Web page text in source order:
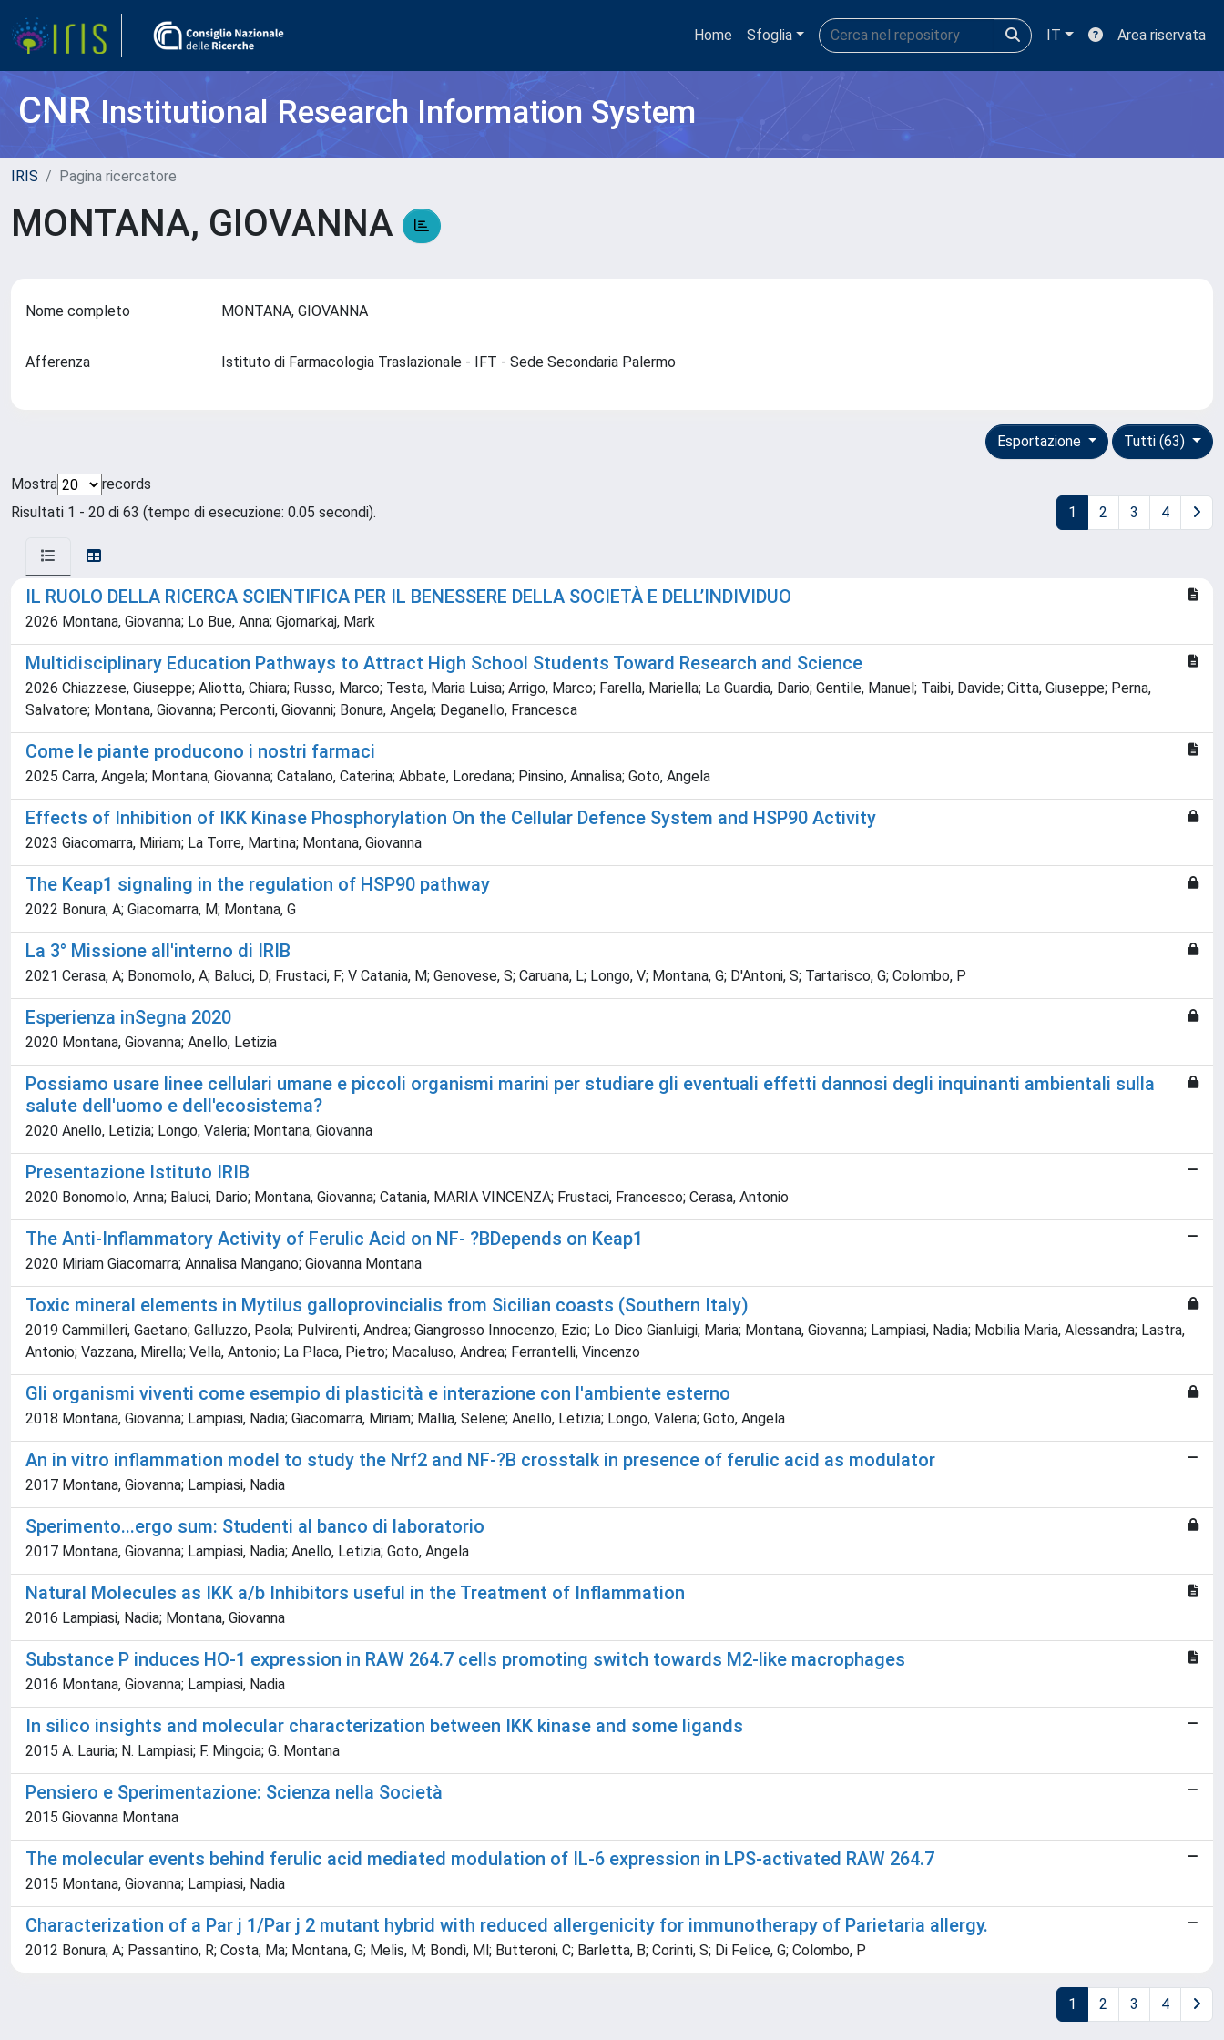
Home Sfoglia IT Area riservata
CNRInstitutional Research Information System
IRIS Pagina ricercatore
MONTANA, GIOVANNA
Nome completo MONTANA, GIOVANNA
Afferenza Istituto di Farmacologia Traslazionale - IFT - Sede Secondaria Palermo
Tutti (63)
Esportazione
Mostra
records
Risultati 1 - 20 di 63 (tempo di esecuzione: 0.05 secondi).
1 2 3 4
IL RUOLO DELLA RICERCA SCIENTIFICA PER IL BENESSERE DELLA SOCIETÀ E DELL’INDIVIDUO
2026 Montana, Giovanna; Lo Bue, Anna; Gjomarkaj, Mark
Multidisciplinary Education Pathways to Attract High School Students Toward Research and Science
2026 Chiazzese, Giuseppe; Aliotta, Chiara; Russo, Marco; Testa, Maria Luisa; Arrigo, Marco; Farella, Mariella; La Guardia, Dario; Gentile, Manuel; Taibi, Davide; Citta, Giuseppe; Perna,
Salvatore; Montana, Giovanna; Perconti, Giovanni; Bonura, Angela; Deganello, Francesca
Come le piante producono i nostri farmaci
2025 Carra, Angela; Montana, Giovanna; Catalano, Caterina; Abbate, Loredana; Pinsino, Annalisa; Goto, Angela
Effects of Inhibition of IKK Kinase Phosphorylation On the Cellular Defence System and HSP90 Activity
2023 Giacomarra, Miriam; La Torre, Martina; Montana, Giovanna
The Keap1 signaling in the regulation of HSP90 pathway
2022 Bonura, A; Giacomarra, M; Montana, G
La 3° Missione all'interno di IRIB
2021 Cerasa, A; Bonomolo, A; Baluci, D; Frustaci, F; V Catania, M; Genovese, S; Caruana, L; Longo, V; Montana, G; D'Antoni, S; Tartarisco, G; Colombo, P
Esperienza inSegna 2020
2020 Montana, Giovanna; Anello, Letizia
Possiamo usare linee cellulari umane e piccoli organismi marini per studiare gli eventuali effetti dannosi degli inquinanti ambientali sulla
salute dell'uomo e dell'ecosistema?
2020 Anello, Letizia; Longo, Valeria; Montana, Giovanna
Presentazione Istituto IRIB
2020 Bonomolo, Anna; Baluci, Dario; Montana, Giovanna; Catania, MARIA VINCENZA; Frustaci, Francesco; Cerasa, Antonio
The Anti-Inflammatory Activity of Ferulic Acid on NF- ?BDepends on Keap1
2020 Miriam Giacomarra; Annalisa Mangano; Giovanna Montana
Toxic mineral elements in Mytilus galloprovincialis from Sicilian coasts (Southern Italy)
2019 Cammilleri, Gaetano; Galluzzo, Paola; Pulvirenti, Andrea; Giangrosso Innocenzo, Ezio; Lo Dico Gianluigi, Maria; Montana, Giovanna; Lampiasi, Nadia; Mobilia Maria, Alessandra; Lastra,
Antonio; Vazzana, Mirella; Vella, Antonio; La Placa, Pietro; Macaluso, Andrea; Ferrantelli, Vincenzo
Gli organismi viventi come esempio di plasticità e interazione con l'ambiente esterno
2018 Montana, Giovanna; Lampiasi, Nadia; Giacomarra, Miriam; Mallia, Selene; Anello, Letizia; Longo, Valeria; Goto, Angela
An in vitro inflammation model to study the Nrf2 and NF-?B crosstalk in presence of ferulic acid as modulator
2017 Montana, Giovanna; Lampiasi, Nadia
Sperimento...ergo sum: Studenti al banco di laboratorio
2017 Montana, Giovanna; Lampiasi, Nadia; Anello, Letizia; Goto, Angela
Natural Molecules as IKK a/b Inhibitors useful in the Treatment of Inflammation
2016 Lampiasi, Nadia; Montana, Giovanna
Substance P induces HO-1 expression in RAW 264.7 cells promoting switch towards M2-like macrophages
2016 Montana, Giovanna; Lampiasi, Nadia
In silico insights and molecular characterization between IKK kinase and some ligands
2015 A. Lauria; N. Lampiasi; F. Mingoia; G. Montana
Pensiero e Sperimentazione: Scienza nella Società
2015 Giovanna Montana
The molecular events behind ferulic acid mediated modulation of IL-6 expression in LPS-activated RAW 264.7
2015 Montana, Giovanna; Lampiasi, Nadia
Characterization of a Par j 1/Par j 2 mutant hybrid with reduced allergenicity for immunotherapy of Parietaria allergy.
2012 Bonura, A; Passantino, R; Costa, Ma; Montana, G; Melis, M; Bondì, Ml; Butteroni, C; Barletta, B; Corinti, S; Di Felice, G; Colombo, P
1 2 3 4